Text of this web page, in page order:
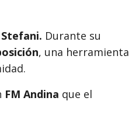
Durante su
, una herramienta
FM Andina que el